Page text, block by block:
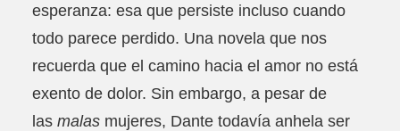
esperanza: esa que persiste incluso cuando
todo parece perdido. Una novela que nos
recuerda que el camino hacia el amor no está
exento de dolor. Sin embargo, a pesar de
las malas mujeres, Dante todavía anhela ser